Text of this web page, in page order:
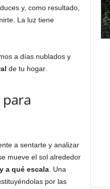
y, como resultado,
La luz tiene
a días nublados y
de tu hogar.
a sentarte y analizar
mueve el sol alrededor
a qué escala. Una
por las